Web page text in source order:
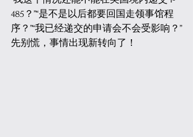
485？”“是不是以后都要回国走领事馆程
序？”“我已经递交的申请会不会受影响？”
先别慌，事情出现新转向了！